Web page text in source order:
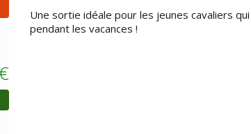
Une sortie idéale pour les jeunes cavaliers
pendant les vacances !